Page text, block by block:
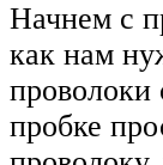
Начнем с
как нам
проволоки
пробке